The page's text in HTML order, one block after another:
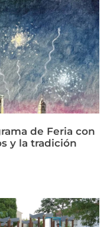
de Feria con
y la tradición